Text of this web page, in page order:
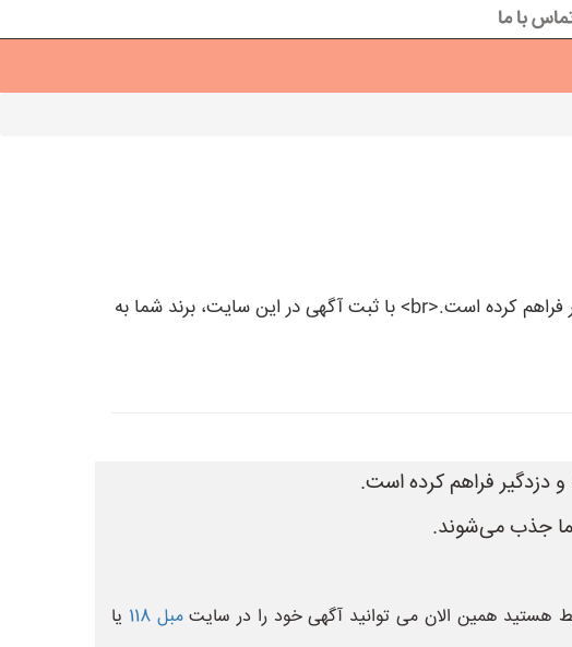
با ما
سایت مداربسته یاب به عنوان یک مرجع معتبر، بستری مناسب برای ثبت آگهی‌های دوربین مداربسته و دزدگیر فراهم کرده است.<br> با ثبت آگهی در این سایت، برند شما به
دزدگیر فراهم کرده است.
جذب می‌شوند.
هستید همین الان می توانید آگهی خود را در سایتمبل 118
یا